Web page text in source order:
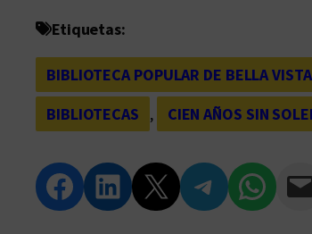
Etiquetas:
BIBLIOTECA POPULAR DE BELLA VISTA
BIBLIOTECAS
, CIEN AÑOS SIN
Compartir en Facebook Compartir en LinkedIn Compartir en Twitter Compartir en Telegram Compartir en WhatsApp Compartir vía Email